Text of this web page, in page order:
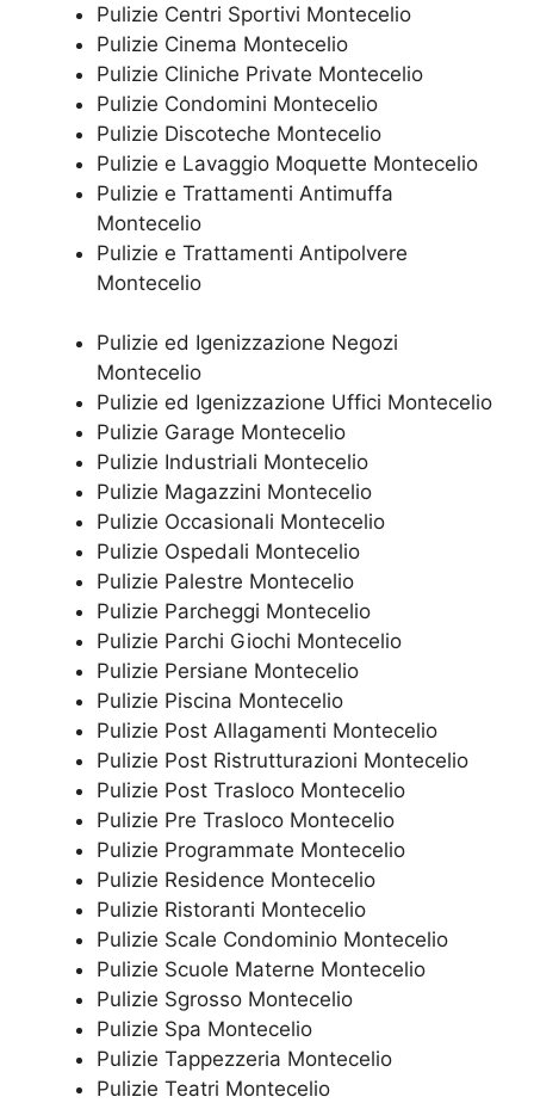
Pulizie Centri Sportivi Montecelio
Pulizie Cinema Montecelio
Pulizie Cliniche Private Montecelio
Pulizie Condomini Montecelio
Pulizie Discoteche Montecelio
Pulizie e Lavaggio Moquette Montecelio
Pulizie e Trattamenti Antimuffa
Montecelio
Pulizie e Trattamenti Antipolvere
Montecelio
Pulizie ed Igenizzazione Negozi
Montecelio
Pulizie ed Igenizzazione Uffici Montecelio
Pulizie Garage Montecelio
Pulizie Industriali Montecelio
Pulizie Magazzini Montecelio
Pulizie Occasionali Montecelio
Pulizie Ospedali Montecelio
Pulizie Palestre Montecelio
Pulizie Parcheggi Montecelio
Pulizie Parchi Giochi Montecelio
Pulizie Persiane Montecelio
Pulizie Piscina Montecelio
Pulizie Post Allagamenti Montecelio
Pulizie Post Ristrutturazioni Montecelio
Pulizie Post Trasloco Montecelio
Pulizie Pre Trasloco Montecelio
Pulizie Programmate Montecelio
Pulizie Residence Montecelio
Pulizie Ristoranti Montecelio
Pulizie Scale Condominio Montecelio
Pulizie Scuole Materne Montecelio
Pulizie Sgrosso Montecelio
Pulizie Spa Montecelio
Pulizie Tappezzeria Montecelio
Pulizie Teatri Montecelio